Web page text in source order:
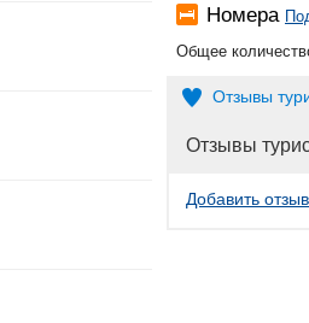
Номера
Общее
Отзывы
Отзывы
Добавить отзыв